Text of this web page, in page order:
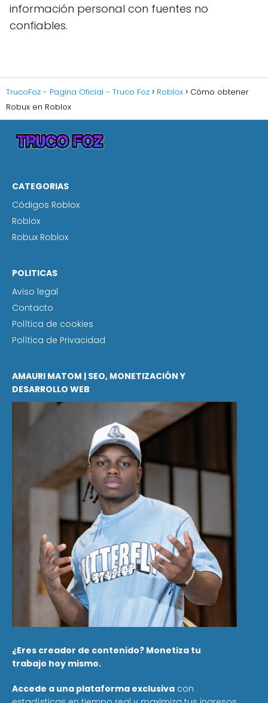
información personal con fuentes no
confiables.
TrucoFoz - Pagina Oficial - Truco Foz Roblox
Cómo obtener
Robux en Roblox
CATEGORIAS
Códigos Roblox
Roblox
Robux Roblox
POLITICAS
Aviso legal
Contacto
Política de cookies
Política de Privacidad
AMAURI MATOM | SEO, MONETIZACIÓN Y
DESARROLLO WEB
¿Eres creador de contenido? Monetiza tu
trabajo hoy mismo.
Accede a una plataforma exclusiva con